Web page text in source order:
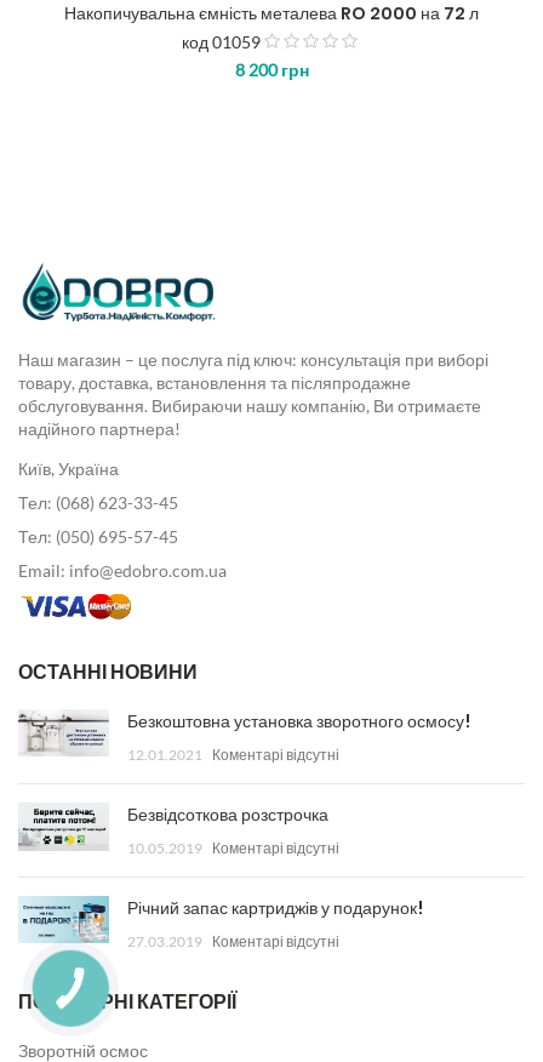
Накопичувальна ємність металева RO 2000 на 72 л
код 01059
8 200грн
Наш магазин – це послуга під ключ: консультація при виборі
товару, доставка, встановлення та післяпродажне
обслуговування. Вибираючи нашу компанію, Ви отримаєте
надійного партнера!
Київ, Україна
Тел: (068) 623-33-45
Тел: (050) 695-57-45
Email: info@edobro.com.ua
ОСТАННІ НОВИНИ
Безкоштовна установка зворотного осмосу!
12.01.2021 Коментарі відсутні
Безвідсоткова розстрочка
10.05.2019 Коментарі відсутні
Річний запас картриджів у подарунок!
27.03.2019 Коментарі відсутні
ПОПУЛЯРНІ КАТЕГОРІЇ
Зворотній осмос